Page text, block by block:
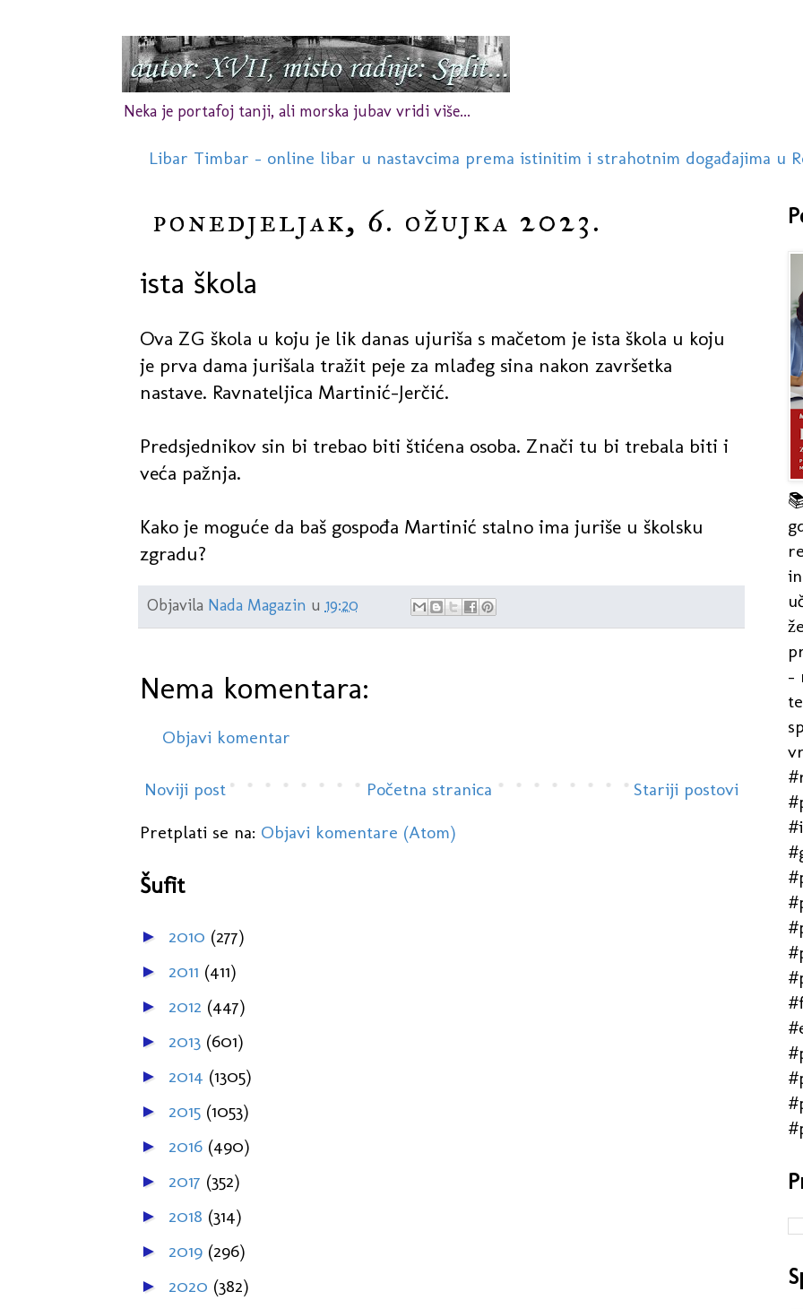
Neka je portafoj tanji, ali morska jubav vridi više...
Libar Timbar - online libar u nastavcima prema istinitim i strahotnim događajima u
ponedjeljak, 6. ožujka 2023.
ista škola
Ova ZG škola u koju je lik danas ujuriša s mačetom je ista škola u koju
je prva dama jurišala tražit peje za mlađeg sina nakon završetka
nastave. Ravnateljica Martinić-Jerčić.
Predsjednikov sin bi trebao biti štićena osoba. Znači tu bi trebala biti i
veća pažnja.
Kako je moguće da baš gospođa Martinić stalno ima juriše u školsku
zgradu?
Objavila Nada Magazin u 19:20
Nema komentara:
Objavi komentar
Noviji post Stariji postovi
Početna stranica
Pretplati se na: Objavi komentare (Atom)
Šufit
► 2010 (277)
► 2011 (411)
► 2012 (447)
► 2013 (601)
► 2014 (1305)
► 2015 (1053)
► 2016 (490)
► 2017 (352)
► 2018 (314)
► 2019 (296)
► 2020 (382)
-